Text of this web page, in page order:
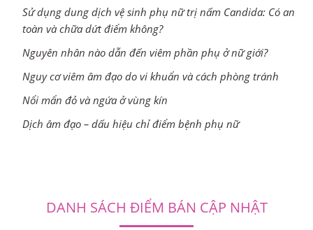
Sử dụng dung dịch vệ sinh phụ nữ trị nấm Candida: Có an
toàn và chữa dứt điểm không?
Nguyên nhân nào dẫn đến viêm phần phụ ở nữ giới?
Nguy cơ viêm âm đạo do vi khuẩn và cách phòng tránh
Nổi mẩn đỏ và ngứa ở vùng kín
Dịch âm đạo – dấu hiệu chỉ điểm bệnh phụ nữ
DANH SÁCH ĐIỂM BÁN CẬP NHẬT